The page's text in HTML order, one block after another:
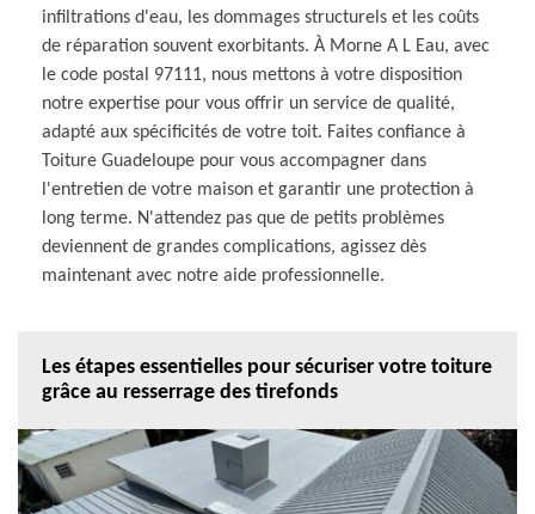
infiltrations d'eau, les dommages structurels et les coûts
de réparation souvent exorbitants. À Morne A L Eau, avec
le code postal 97111, nous mettons à votre disposition
notre expertise pour vous offrir un service de qualité,
adapté aux spécificités de votre toit. Faites confiance à
Toiture Guadeloupe pour vous accompagner dans
l'entretien de votre maison et garantir une protection à
long terme. N'attendez pas que de petits problèmes
deviennent de grandes complications, agissez dès
maintenant avec notre aide professionnelle.
Les étapes essentielles pour sécuriser votre toiture
grâce au resserrage des tirefonds